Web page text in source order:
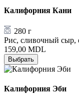
Калифорния Кани
280 г
Рис, сливочный сыр,
159,00 MDL
Выбрать
Калифорния Эби